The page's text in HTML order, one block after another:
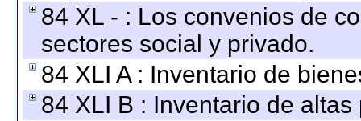
84 XL - : Los convenios de
sectores social y privado.
84 XLI A : Inventario de
84 XLI B : Inventario de